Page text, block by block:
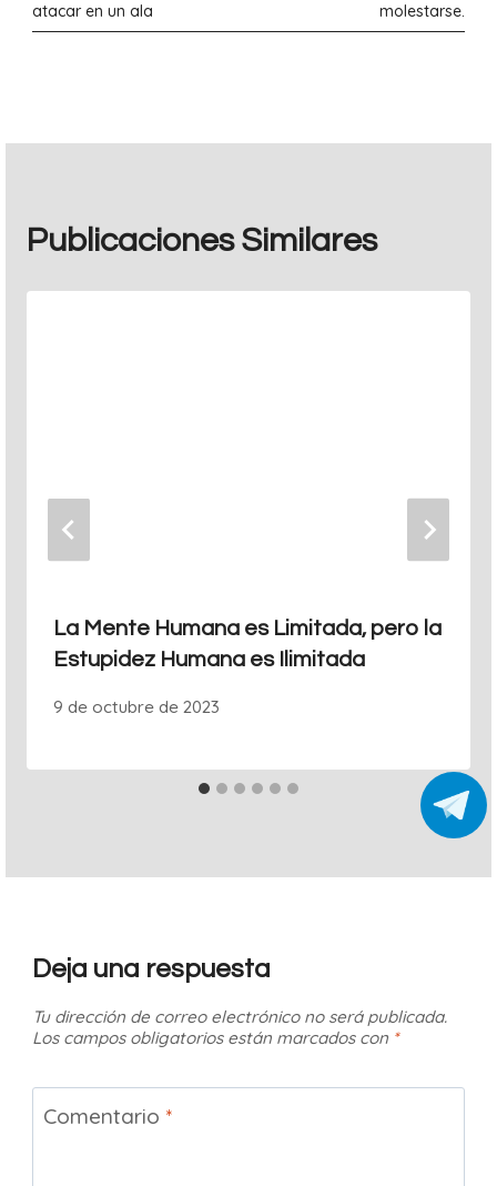
entradas
atacar en un ala
molestarse.
Publicaciones Similares
La Mente Humana es Limitada, pero la
Estupidez Humana es Ilimitada
9 de octubre de 2023
Deja una respuesta
Tu dirección de correo electrónico no será publicada.
Los campos obligatorios están marcados con *
Comentario *